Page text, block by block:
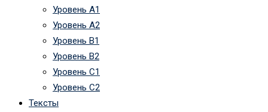
Уровень А1
Уровень А2
Уровень B1
Уровень B2
Уровень C1
Уровень C2
Тексты